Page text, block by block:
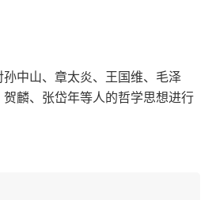
中山、章太炎、王国维、毛泽
麟、张岱年等人的哲学思想进行